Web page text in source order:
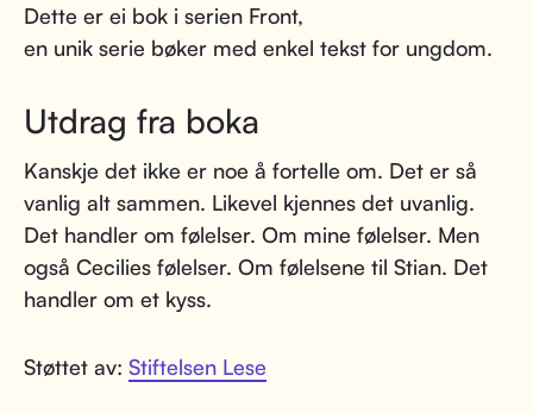
Dette er ei bok i serien Front,
en unik serie bøker med enkel tekst for ungdom.
Utdrag fra boka
Kanskje det ikke er noe å fortelle om. Det er så
vanlig alt sammen. Likevel kjennes det uvanlig.
Det handler om følelser. Om mine følelser. Men
også Cecilies følelser. Om følelsene til Stian. Det
handler om et kyss.
Støttet av: Stiftelsen Lese